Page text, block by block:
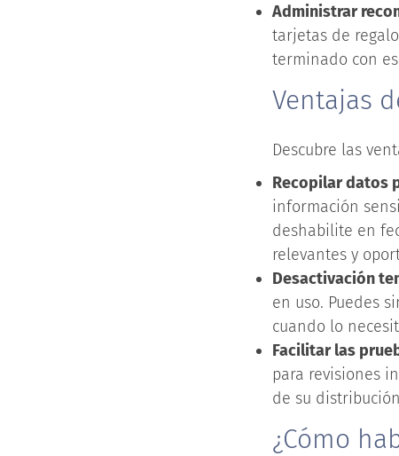
Administrar
tarjetas de
terminado con
Ventajas
Descubre las
Recopilar datos
información
deshabilite en
relevantes y
Desactivación
en uso. Puedes
cuando lo
Facilitar las
para revisiones
de su
¿Cómo